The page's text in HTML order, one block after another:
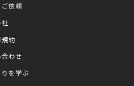
依頼
約
わせ
を学ぶ